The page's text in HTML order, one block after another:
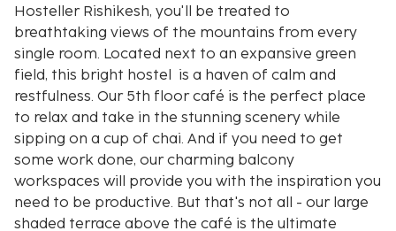
Hosteller Rishikesh, you'll be treated to
breathtaking views of the mountains from every
single room. Located next to an expansive green
field, this bright hostel is a haven of calm and
restfulness. Our 5th floor café is the perfect place
to relax and take in the stunning scenery while
sipping on a cup of chai. And if you need to get
some work done, our charming balcony
workspaces will provide you with the inspiration you
need to be productive. But that's not all - our large
shaded terrace above the café is the ultimate